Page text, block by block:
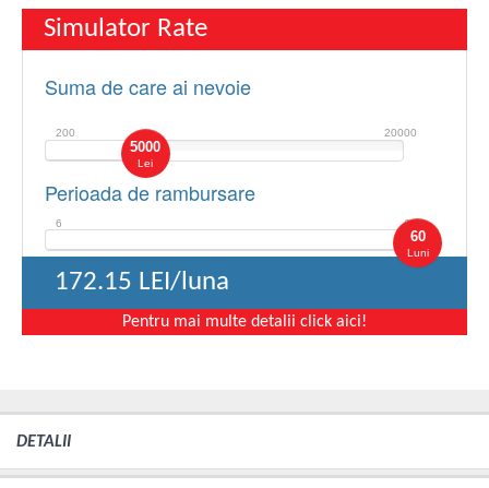
Simulator Rate
Suma de care ai nevoie
5000
Lei
200 20000
Perioada de rambursare
60
Luni
6 60
172.15 LEI/luna
Pentru mai multe detalii click aici!
DETALII